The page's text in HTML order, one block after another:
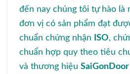
đến nay chúng tôi tự hào là
đơn vị có sản phẩm đạt
chuẩn chứng nhận ISO,
chuẩn hợp quy theo tiêu
và thương hiệu SaiGonDoor